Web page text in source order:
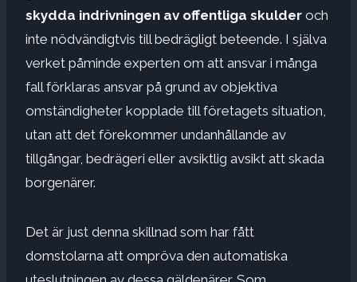
skydda indrivningen av offentliga skulder och
inte nödvändigtvis till bedrägligt beteende. I själva
verket påminde experten om att ansvar i många
fall förklaras ansvar på grund av objektiva
omständigheter kopplade till företagets situation,
utan att det förekommer undanhållande av
tillgångar, bedrägeri eller avsiktlig avsikt att skada
borgenärer.
Det är just denna skillnad som har fått
domstolarna att ompröva den automatiska